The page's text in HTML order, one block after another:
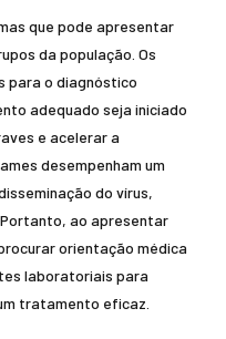
que pode apresentar
da população. Os
para o diagnóstico
adequado seja iniciado
e acelerar a
desempenham um
do vírus,
ao apresentar
orientação médica
laboratoriais para
tratamento eficaz.